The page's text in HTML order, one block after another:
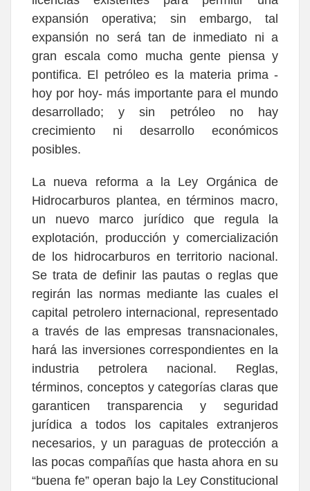
expansión operativa; sin embargo, tal
expansión no será tan de inmediato ni a
gran escala como mucha gente piensa y
pontifica. El petróleo es la materia prima -
hoy por hoy- más importante para el mundo
desarrollado; y sin petróleo no hay
crecimiento ni desarrollo económicos
posibles.
La nueva reforma a la Ley Orgánica de
Hidrocarburos plantea, en términos macro,
un nuevo marco jurídico que regula la
explotación, producción y comercialización
de los hidrocarburos en territorio nacional.
Se trata de definir las pautas o reglas que
regirán las normas mediante las cuales el
capital petrolero internacional, representado
a través de las empresas transnacionales,
hará las inversiones correspondientes en la
industria petrolera nacional. Reglas,
términos, conceptos y categorías claras que
garanticen transparencia y seguridad
jurídica a todos los capitales extranjeros
necesarios, y un paraguas de protección a
las pocas compañías que hasta ahora en su
“buena fe” operan bajo la Ley Constitucional